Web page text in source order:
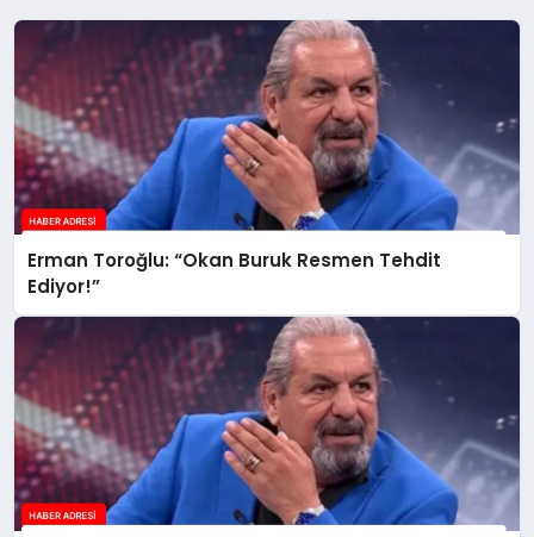
Erman Toroğlu: “Okan Buruk Resmen Tehdit
Ediyor!”